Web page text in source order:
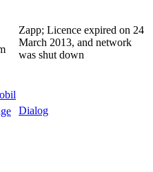
Zapp; Licence expired on 24
March 2013, and network
was shut down
Dialog